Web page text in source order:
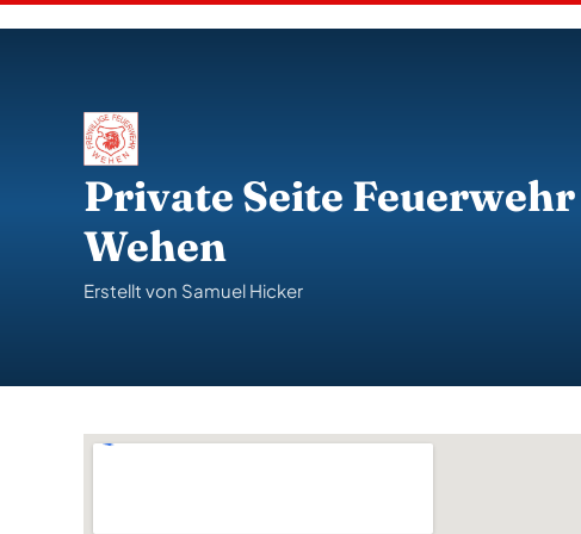
S
k
Private Seite Feuerwehr
Wehen
Erstellt von Samuel Hicker